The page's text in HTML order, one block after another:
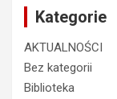
Kategorie
AKTUALNOŚCI
Bez kategorii
Biblioteka